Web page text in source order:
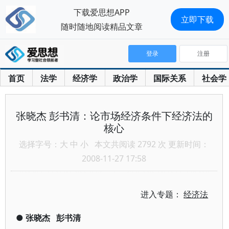
首页 法学 经济学 政治学 国际关系 社会学
登录 注册
张晓杰 彭书清：论市场经济条件下经济法的
核心
选择字号： 大 中 小 本文共阅读 2792 次 更新时间：
2008-11-27 17:58
进入专题：经济法
● 张晓杰 彭书清
下载爱思想APP
随时随地阅读精品文章
立即下载